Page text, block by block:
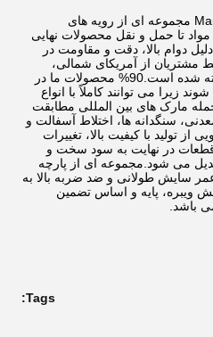
شرکت Mam Ba Wire Mesh MFG مجموعه ای از رویه های
مواد تا حمل و نقل محصولات نهایی
دوام بالا، دقت و مقاومت در
مشتریان از آمریکای شمالی،
استرالیا، اروپا و خاورمیانه پذیرفته شده است.90% محصولات ما در
زیرا می توانند کاملاً با انواع
مارک های بین المللی مطابقت
سنگدانه ها، اختلاط آسفالت و
تولید با کیفیت بالا، تغییرات
در نهایت به سود سخت و
می شود.مجموعه ای از پارچه
سایش طولانی و ضد ضربه بالا به
ویبره، پایه و اساس تضمین
باشد.
Tags: